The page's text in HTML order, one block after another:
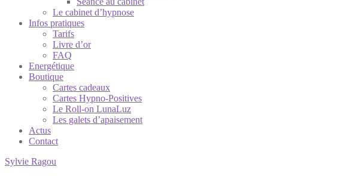
Le cabinet d’hypnose
Infos pratiques
Tarifs
Livre d’or
FAQ
Energétique
Boutique
Cartes cadeaux
Cartes Hypno-Positives
Le Roll-on LunaLuz
Les galets d’apaisement
Actus
Contact
Sylvie Ragou